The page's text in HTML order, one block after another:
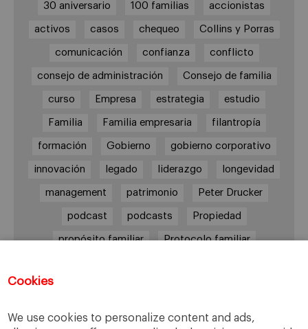
Cookies
We use cookies to personalize content and ads,
30 aniversario 100 familias accionistas
activos casos chequeo Collins y Porras
comunicación confianza conflicto
consejo de administración Consejo de familia
curso Empresa estrategia estudio
Familia Familia empresaria filantropía
formación Gobierno gobierno corporativo
innovación legado liderazgo longevidad
management patrimonio Peter Drucker
podcast podcasts Propiedad
propósito familiar Protocolo familiar
salud